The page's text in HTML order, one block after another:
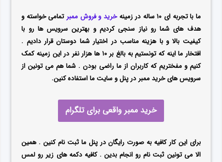
ما با تجربه ای ۱۰ ساله در زمینه خرید و فروش ممبر تمامی خواسته و
هدف های شما رو نیاز سنجی کردیم و بهترین سرویس ها رو با
کیفیت بالا و با هزینه مناسب در اختیار شما دوستان قرار دادیم .
افتخار ما اینه که تونستیم به بالغ بر ۱۰ ها هزار نفر در این زمینه کمک
کنیم و مفختریم که کاربران از ما راضی بودن . شما هم می تونین از
سرویس های خرید ممبر در پنل و سایت ما استفاده کنین.
خرید ممبر واقعی برای تلگرام
برای این کار کافیه به صورت رایگان در پنل ما ثبت نام کنین . همین
الا می تونین ثبت نام رو انجام بدین . کافیه دکمه های زیر رو لمس